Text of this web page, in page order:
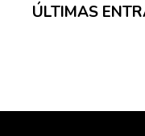
ÚLTIMAS